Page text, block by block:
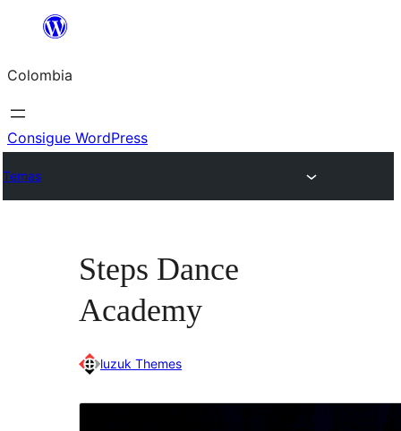
Saltar
contenido
Colombia
Consigue WordPress
Temas
Steps Dance
Academy
luzuk Themes